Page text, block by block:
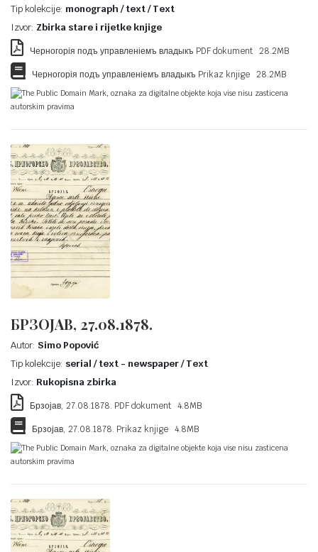
Tip kolekcije: monograph / text / Text
Izvor: Zbirka stare i rijetke knjige
Черногорія подъ управленіемъ владыкъ PDF dokument 28.2MB
Черногорія подъ управленіемъ владыкъ Prikaz knjige 28.2MB
The Public Domain Mark, oznaka za digitalne objekte koja vise nisu zasticena
autorskim pravima
БРЗОЈАВ, 27.08.1878.
Autor: Simo Popović
Tip kolekcije: serial / text - newspaper / Text
Izvor: Rukopisna zbirka
Брзојав, 27.08.1878. PDF dokument 4.8MB
Брзојав, 27.08.1878. Prikaz knjige 4.8MB
The Public Domain Mark, oznaka za digitalne objekte koja vise nisu zasticena
autorskim pravima